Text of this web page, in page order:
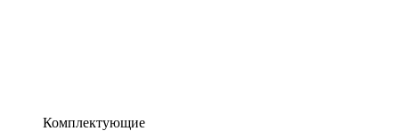
Комплектующие